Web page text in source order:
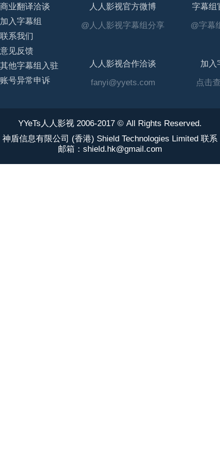
商业翻译洽谈
加入字幕组
联系我们
意见反馈
其他字幕组入驻
账号异常申诉
人人影视官方微博
@人人影视字幕组分享
字幕组
@字幕
人人影视合作洽谈
fanyi@yyets.com
加入
点击
YYeTs人人影视 2006-2017 © All Rights Reserved.
神盾信息有限公司 (香港) Shield Technologies Limited 联系
邮箱：shield.hk@gmail.com